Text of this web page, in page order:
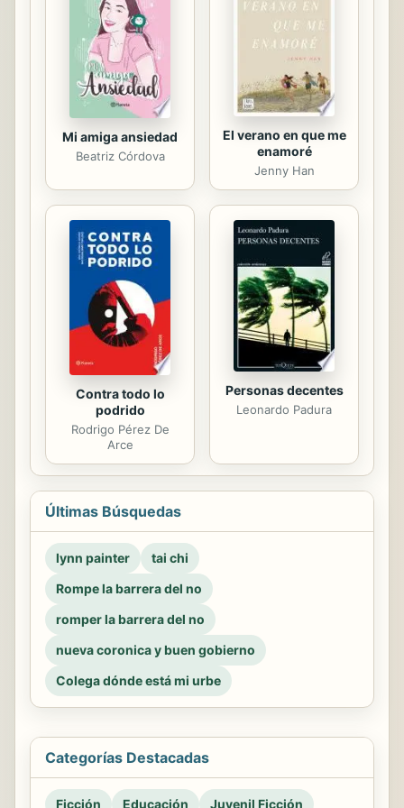
de ella, y descubre que son mucho
más numerosos los que se refieren a
la estupidez. A veces desternillante,
a menudo...
Mi amiga ansiedad
Beatriz Córdova
El verano en que me
enamoré
Jenny Han
Contra todo lo
podrido
Rodrigo Pérez De
Arce
Personas decentes
Leonardo Padura
Últimas Búsquedas
lynn painter
tai chi
Rompe la barrera del no
romper la barrera del no
nueva coronica y buen gobierno
Colega dónde está mi urbe
Categorías Destacadas
Ficción Educación Juvenil Ficción